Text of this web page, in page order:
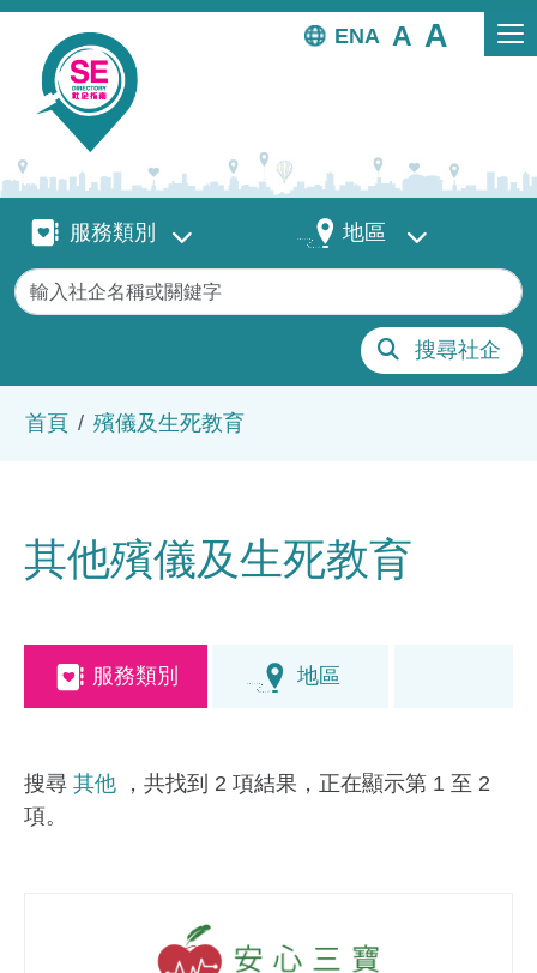
移至主內容
EN
服務類別服務類別 地區 地區
關鍵字
搜尋社企
首頁 殯儀及生死教育
其他殯儀及生死教育
服務類別 地區
搜尋 其他
，共找到 2 項結果，正在顯示第 1 至 2
項。